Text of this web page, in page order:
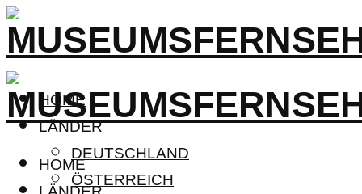
HOME
LÄNDER
DEUTSCHLAND
ÖSTERREICH
HOME